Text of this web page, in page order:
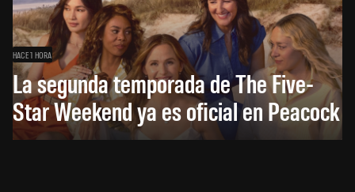
HACE 1 HORA
La segunda temporada de The Five-
Star Weekend ya es oficial en Peacock